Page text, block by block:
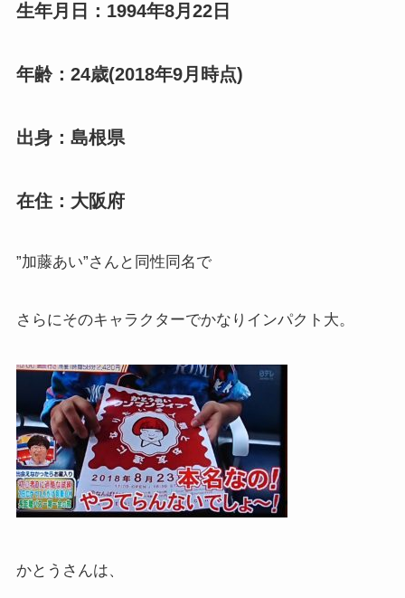
生年月日：1994年8月22日
年齢：24歳(2018年9月時点)
出身：島根県
在住：大阪府
”加藤あい”さんと同性同名で
さらにそのキャラクターでかなりインパクト大。
かとうさんは、